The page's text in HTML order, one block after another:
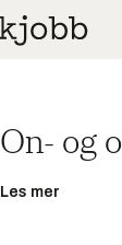
On- og
Les mer